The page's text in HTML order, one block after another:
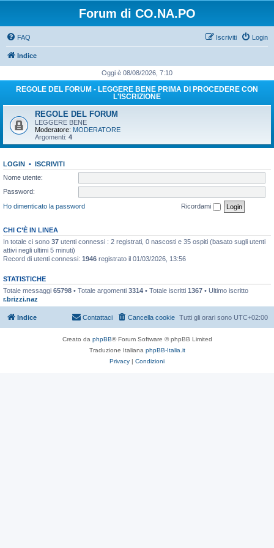
Forum di CO.NA.PO
FAQ Login
Iscriviti
Indice
Oggi è 08/08/2026, 7:10
REGOLE DEL FORUM - LEGGERE BENE PRIMA DI PROCEDERE CON
L'ISCRIZIONE
REGOLE DEL FORUM
LEGGERE BENE
Moderatore: MODERATORE
Argomenti: 4
LOGIN • ISCRIVITI
Nome utente:
Password:
Ho dimenticato la password
Ricordami
CHI C’È IN LINEA
In totale ci sono 37 utenti connessi : 2 registrati, 0 nascosti e 35 ospiti (basato sugli utenti
attivi negli ultimi 5 minuti)
Record di utenti connessi: 1946 registrato il 01/03/2026, 13:56
STATISTICHE
Totale messaggi 65798 • Totale argomenti 3314 • Totale iscritti 1367 • Ultimo iscritto
r.brizzi.naz
Indice Tutti gli orari sono UTC+02:00
Cancella cookie
Contattaci
Creato da phpBB® Forum Software © phpBB Limited
Traduzione Italiana phpBB-Italia.it
Privacy | Condizioni